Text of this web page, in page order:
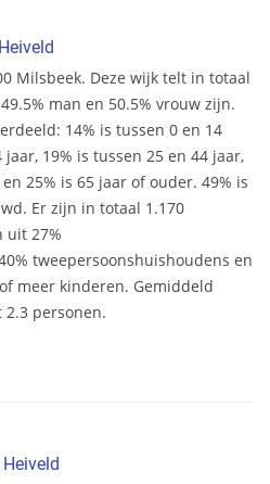
Milsbeek. Deze wijk telt in totaal
man en 50.5% vrouw zijn.
14% is tussen 0 en 14
19% is tussen 25 en 44 jaar,
25% is 65 jaar of ouder. 49% is
Er zijn in totaal 1.170
uit 27%
tweepersoonshuishoudens en
meer kinderen. Gemiddeld
personen.